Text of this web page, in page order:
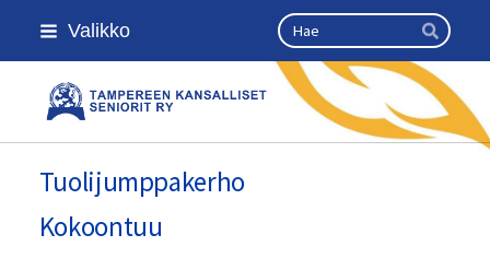
Siirry
sivun
Valikko Haku
Hae
Kansallinen senioriliitto
Tuolijumppakerho
Kokoontuu